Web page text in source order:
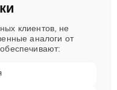
клиентов, не
аналоги от